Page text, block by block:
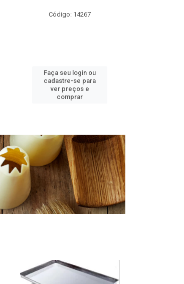
Código: 14267
Faça seu login ou
cadastre-se para
ver preços e
comprar